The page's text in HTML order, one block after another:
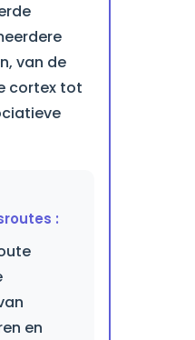
van de
cortex tot
:
en